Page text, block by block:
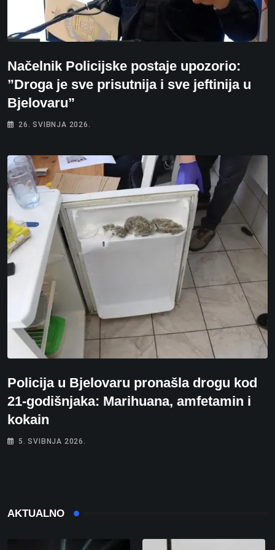
Načelnik Policijske postaje upozorio:
”Droga je sve prisutnija i sve jeftinija u
Bjelovaru”
26. SVIBNJA 2026.
Policija u Bjelovaru pronašla drogu kod
21-godišnjaka: Marihuana, amfetamin i
kokain
5. SVIBNJA 2026.
AKTUALNO